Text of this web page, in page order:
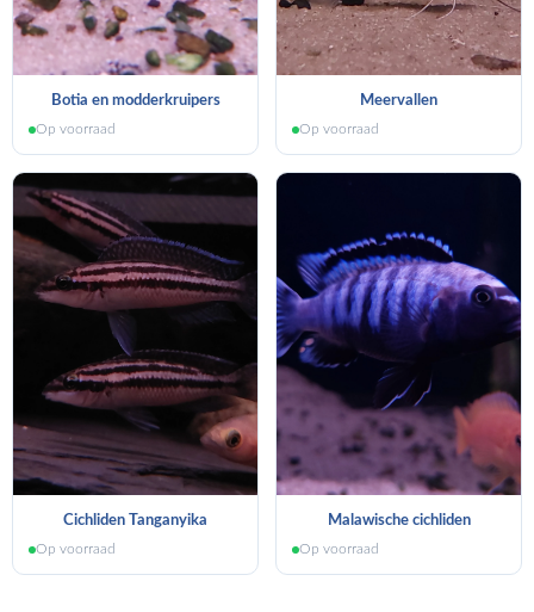
Botia en modderkruipers
Op voorraad
Meervallen
Op voorraad
Cichliden Tanganyika
Op voorraad
Malawische cichliden
Op voorraad